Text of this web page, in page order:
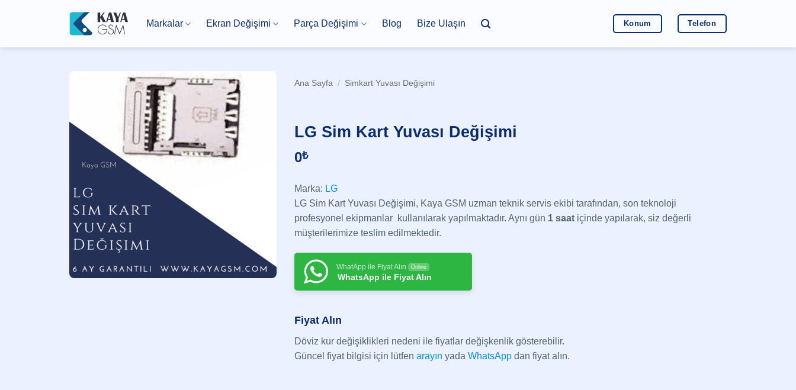
Markalar Ekran Değişimi Parça Değişimi Blog Bize Ulaşın Konum Telefon
Ana Sayfa / Simkart Yuvası Değişimi
LG Sim Kart Yuvası Değişimi
0₺
Marka: LG
LG Sim Kart Yuvası Değişimi, Kaya GSM uzman teknik servis ekibi tarafından, son teknoloji
profesyonel ekipmanlar kullanılarak yapılmaktadır. Aynı gün 1 saat içinde yapılarak, siz değerli
müşterilerimize teslim edilmektedir.
WhatApp ile Fiyat Alın Online
WhatsApp ile Fiyat Alın
Fiyat Alın
Döviz kur değişiklikleri nedeni ile fiyatlar değişkenlik gösterebilir.
Güncel fiyat bilgisi için lütfen arayın yada WhatsApp dan fiyat alın.